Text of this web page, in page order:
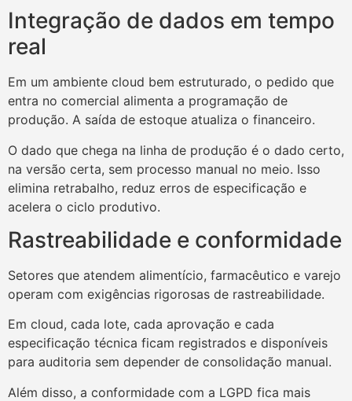
Integração de dados em tempo
real
Em um ambiente cloud bem estruturado, o pedido que
entra no comercial alimenta a programação de
produção. A saída de estoque atualiza o financeiro.
O dado que chega na linha de produção é o dado certo,
na versão certa, sem processo manual no meio. Isso
elimina retrabalho, reduz erros de especificação e
acelera o ciclo produtivo.
Rastreabilidade e conformidade
Setores que atendem alimentício, farmacêutico e varejo
operam com exigências rigorosas de rastreabilidade.
Em cloud, cada lote, cada aprovação e cada
especificação técnica ficam registrados e disponíveis
para auditoria sem depender de consolidação manual.
Além disso, a conformidade com a LGPD fica mais